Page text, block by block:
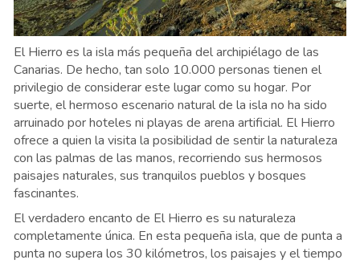
El Hierro es la isla más pequeña del archipiélago de las
Canarias. De hecho, tan solo 10.000 personas tienen el
privilegio de considerar este lugar como su hogar. Por
suerte, el hermoso escenario natural de la isla no ha sido
arruinado por hoteles ni playas de arena artificial. El Hierro
ofrece a quien la visita la posibilidad de sentir la naturaleza
con las palmas de las manos, recorriendo sus hermosos
paisajes naturales, sus tranquilos pueblos y bosques
fascinantes.
El verdadero encanto de El Hierro es su naturaleza
completamente única. En esta pequeña isla, que de punta a
punta no supera los 30 kilómetros, los paisajes y el tiempo